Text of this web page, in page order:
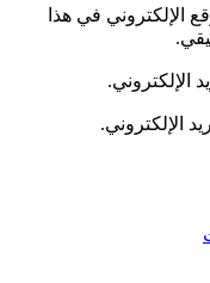
الإلكتروني في هذا
الإلكتروني.